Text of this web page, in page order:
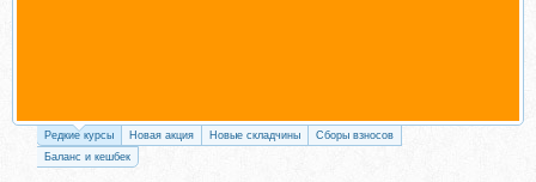
Редкие курсы Новая акция Новые складчины
Сборы взносов
Баланс и кешбек